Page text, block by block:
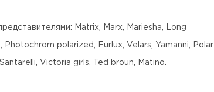
Matrix, Marx, Mariesha, Long
Photochrom polarized, Furlux, Velars, Yamanni, Polar
Victoria girls, Ted broun, Matino.